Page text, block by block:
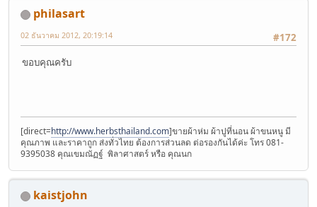
philasart
#172
02 ธันวาคม 2012, 20:19:14
ขอบคุณครับ
[direct=http://www.herbsthailand.com]ขายผ้าห่ม ผ้าปูที่นอน ผ้าขนหนู มี
คุณภาพ และราคาถูก ส่งทั่วไทย ต้องการส่วนลด ต่อรองกันได้ค่ะ โทร 081-
9395038 คุณเขมณัฏฐ์ พิลาศาสตร์ หรือ คุณนก
kaistjohn